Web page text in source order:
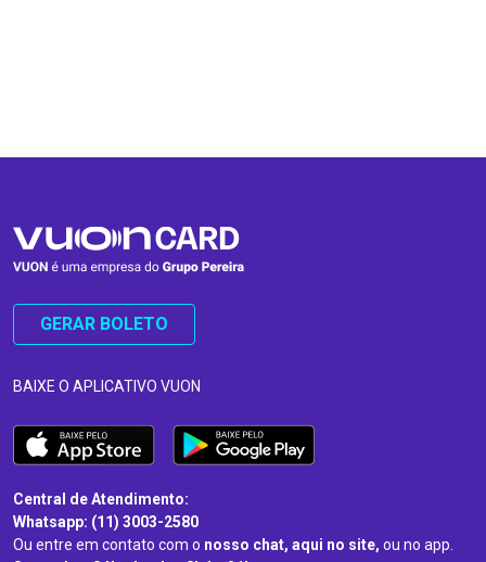
GERAR BOLETO
BAIXE O APLICATIVO VUON
Central de Atendimento:
Whatsapp: (11) 3003-2580
Ou entre em contato com o nosso chat, aqui no site, ou no app.